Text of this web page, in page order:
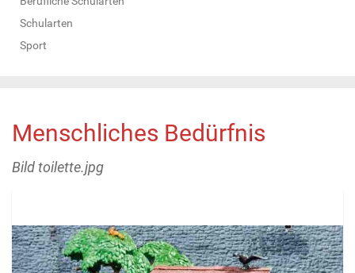
Schularten
Sport
Menschliches Bedürfnis
Bild toilette.jpg